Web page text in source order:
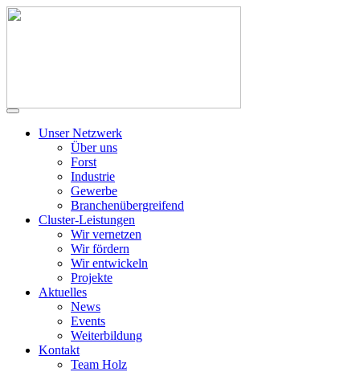
Unser Netzwerk
Über uns
Forst
Industrie
Gewerbe
Branchenübergreifend
Cluster-Leistungen
Wir vernetzen
Wir fördern
Wir entwickeln
Projekte
Aktuelles
News
Events
Weiterbildung
Kontakt
Team Holz